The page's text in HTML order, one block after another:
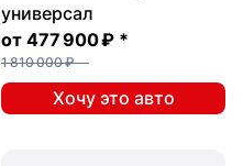
универсал
от 477 900 ₽ *
1 810 000 ₽
Хочу это авто